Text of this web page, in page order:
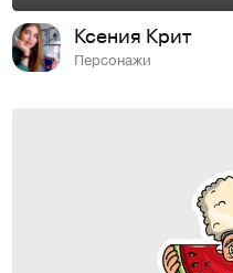
Ксения Крит
Персонажи